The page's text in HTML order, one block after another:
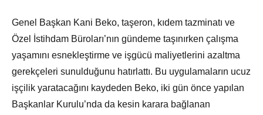
Genel Başkan Kani Beko, taşeron, kıdem tazminatı ve
Özel İstihdam Büroları’nın gündeme taşınırken çalışma
yaşamını esnekleştirme ve işgücü maliyetlerini azaltma
gerekçeleri sunulduğunu hatırlattı. Bu uygulamaların ucuz
işçilik yaratacağını kaydeden Beko, iki gün önce yapılan
Başkanlar Kurulu’nda da kesin karara bağlanan